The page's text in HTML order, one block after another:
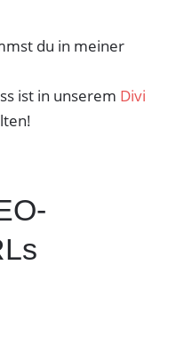
du in meiner
ist in unserem Divi